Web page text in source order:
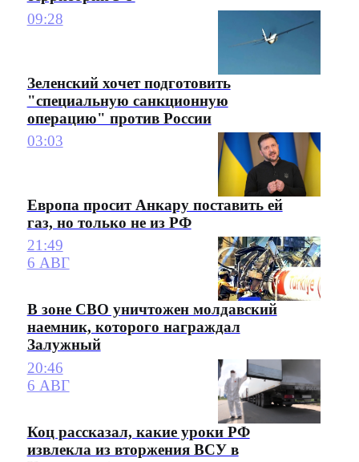
09:28
Зеленский хочет подготовить
"специальную санкционную
операцию" против России
03:03
Европа просит Анкару поставить ей
газ, но только не из РФ
21:49
6 АВГ
В зоне СВО уничтожен молдавский
наемник, которого награждал
Залужный
20:46
6 АВГ
Коц рассказал, какие уроки РФ
извлекла из вторжения ВСУ в